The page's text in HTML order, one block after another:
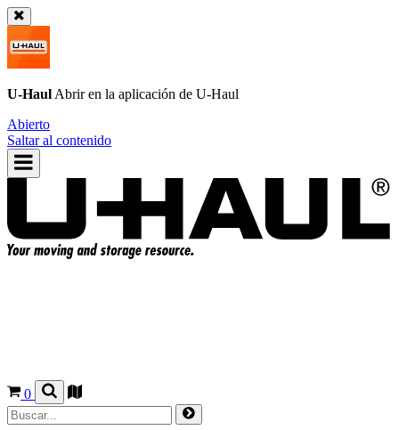
U-Haul Abrir en la aplicación de U-Haul
Abierto
Saltar al contenido
0